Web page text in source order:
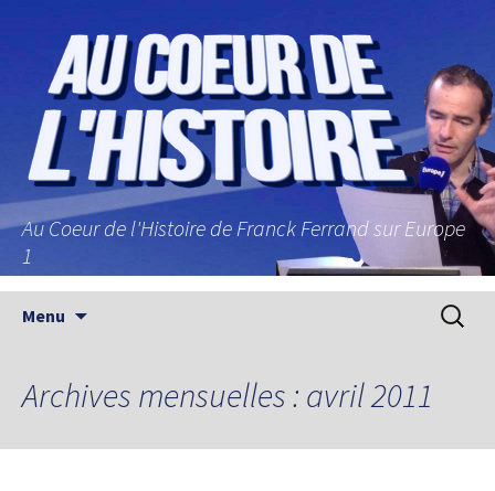
Au Coeur de l'Histoire de Franck Ferrand sur Europe
1
Menu
Archives mensuelles : avril 2011